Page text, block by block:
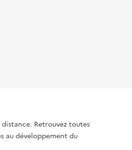
Retrouvez toutes
au développement du